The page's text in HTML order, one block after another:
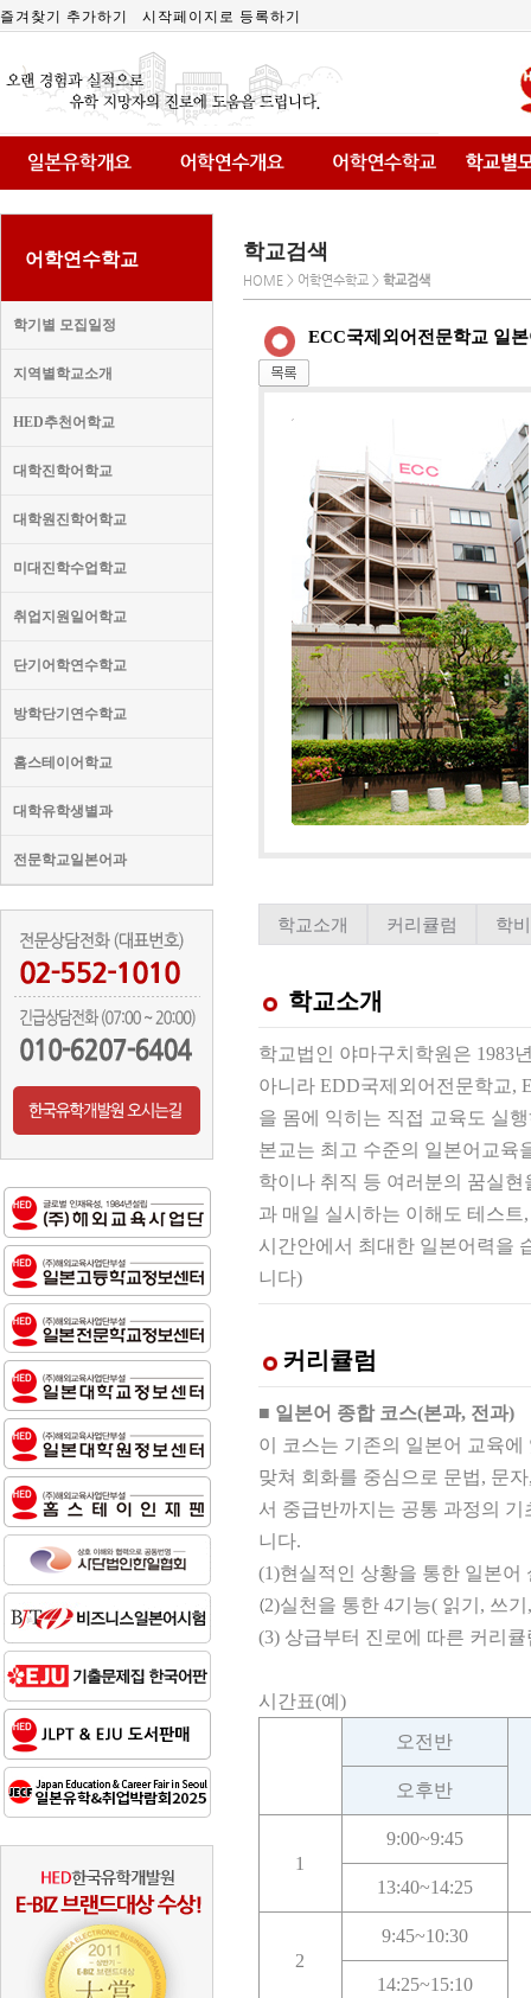
즐겨찾기 추가하기 시작페이지로 등록하기
어학연수학교
학기별 모집일정
지역별학교소개
HED추천어학교
대학진학어학교
대학원진학어학교
미대진학수업학교
취업지원일어학교
단기어학연수학교
방학단기연수학교
홈스테이어학교
대학유학생별과
전문학교일본어과
학교검색
HOME > 어학연수학교 > 학교검색
ECC국제외어전문학교 일
학교소개 커리큘럼 학
학교소개
학교법인 야마구치학원은 1983
아니라 EDD국제외어전문학교,
을 몸에 익히는 직접 교육도 실
본교는 최고 수준의 일본어교육
학이나 취직 등 여러분의 꿈실
과 매일 실시하는 이해도 테스
시간안에서 최대한 일본어력을
니다)
커리큘럼
■ 일본어 종합 코스(본과, 전과)
이 코스는 기존의 일본어 교육
맞쳐 회화를 중심으로 문법, 문
서 중급반까지는 공통 과정의
니다.
(1)현실적인 상황을 통한 일본어
(2)실천을 통한 4기능( 읽기, 쓰
(3) 상급부터 진로에 따른 커리큘
시간표(예)
오전반
오후반
1
9:00~9:45
13:40~14:25
2
9:45~10:30
14:25~15:10